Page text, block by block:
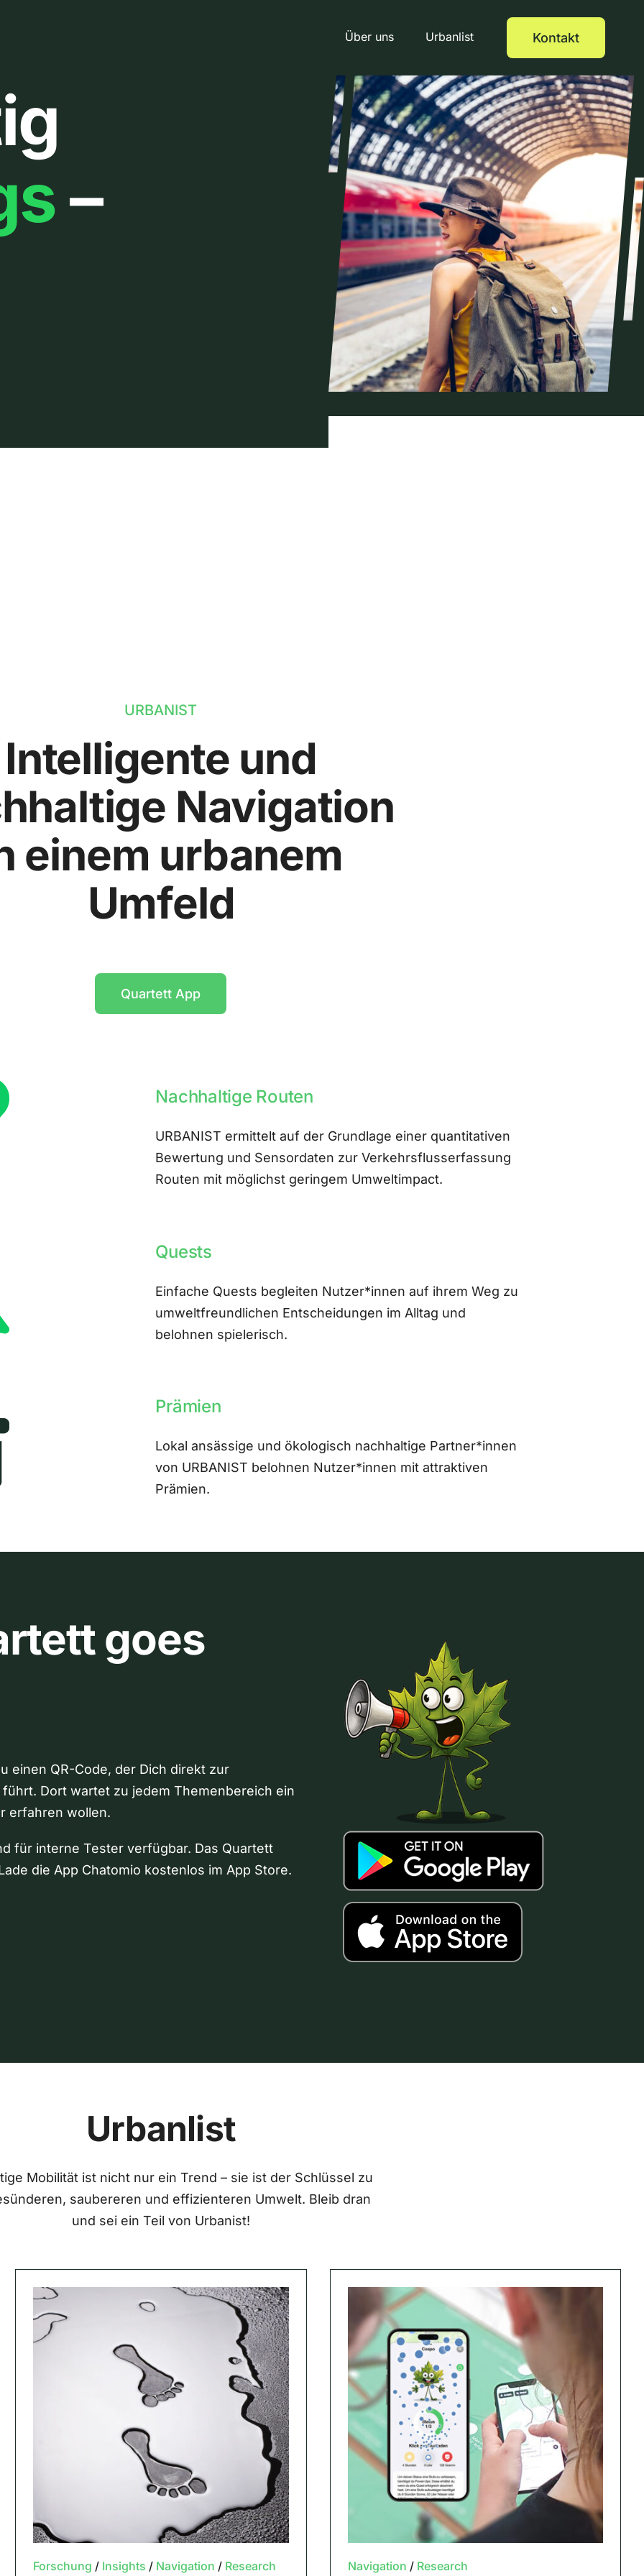
Über uns Urbanlist Kontakt
–
URBANIST
Intelligente und
Navigation
einem urbanem
Umfeld
Quartett App
Nachhaltige Routen
URBANIST ermittelt auf der Grundlage einer quantitativen
Bewertung und Sensordaten zur Verkehrsflusserfassung
Routen mit möglichst geringem Umweltimpact.
Quests
Einfache Quests begleiten Nutzer*innen auf ihrem Weg zu
umweltfreundlichen Entscheidungen im Alltag und
belohnen spielerisch.
Prämien
Lokal ansässige und ökologisch nachhaltige Partner*innen
von URBANIST belohnen Nutzer*innen mit attraktiven
Prämien.
goes
einen QR-Code, der Dich direkt zur
Dort wartet zu jedem Themenbereich ein
erfahren wollen.
für interne Tester verfügbar. Das Quartett
die App Chatomio kostenlos im App Store.
Urbanlist
Mobilität ist nicht nur ein Trend – sie ist der Schlüssel zu
saubereren und effizienteren Umwelt. Bleib dran
und sei ein Teil von Urbanist!
Forschung / Insights / Navigation / Research Navigation / Research